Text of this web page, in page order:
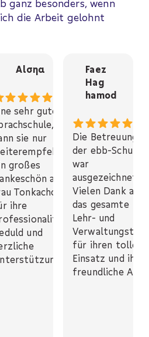
ganz besonders, wenn
die Arbeit gelohnt
Αlσηα
sehr gute
ich
sie nur
großes
an
Tonkachova
ihre
und
🌸
Faez
Hag
hamod
Die Betreuung in
der ebb-Schule
war
ausgezeichnet.
Vielen Dank an
das gesamte
Lehr- und
für ihren tollen
Einsatz und ihre
freundliche Art.